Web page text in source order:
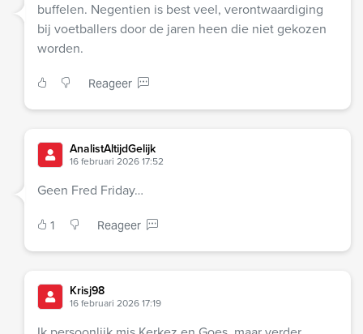
buffelen. Negentien is best veel, verontwaardiging
bij voetballers door de jaren heen die niet gekozen
worden.
Reageer
AnalistAltijdGelijk
16 februari 2026 17:52
Geen Fred Friday…
1 Reageer
Krisj98
16 februari 2026 17:19